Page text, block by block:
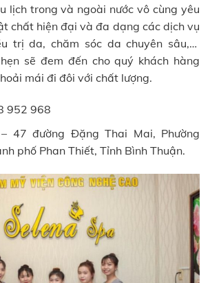
lịch trong và ngoài nước vô cùng yêu
chất hiện đại và đa dạng các dịch vụ
trị da, chăm sóc da chuyên sâu,…
sẽ đem đến cho quý khách hàng
mái đi đôi với chất lượng.
952 968
47 đường Đặng Thai Mai, Phường
phố Phan Thiết, Tỉnh Bình Thuận.